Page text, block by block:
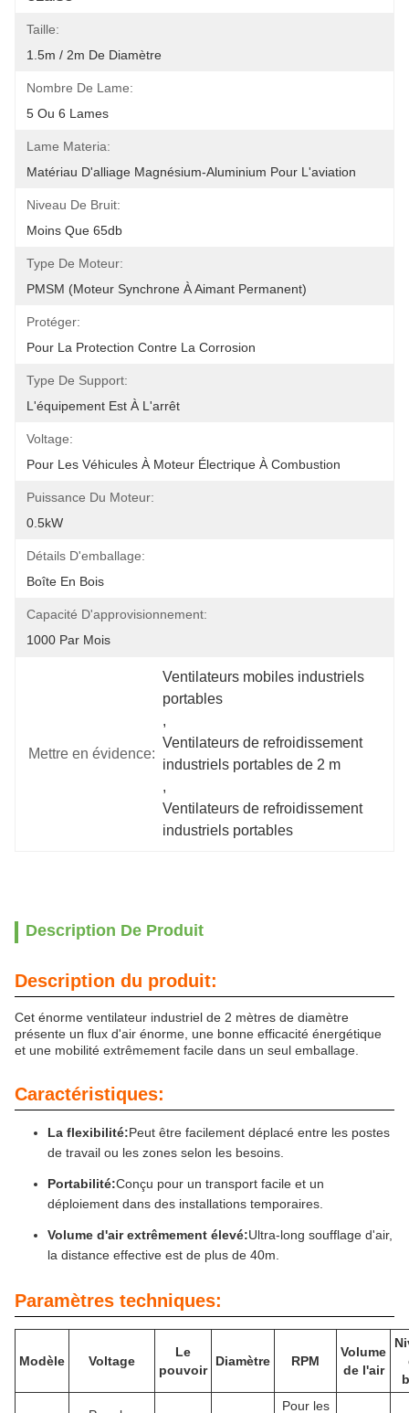
Taille:
1.5m / 2m De Diamètre
Nombre De Lame:
5 Ou 6 Lames
Lame Materia:
Matériau D'alliage Magnésium-Aluminium Pour L'aviation
Niveau De Bruit:
Moins Que 65db
Type De Moteur:
PMSM (moteur Synchrone À Aimant Permanent)
Protéger:
Pour La Protection Contre La Corrosion
Type De Support:
L'équipement Est À L'arrêt
Voltage:
Pour Les Véhicules À Moteur Électrique À Combustion
Puissance Du Moteur:
0.5kW
Détails D'emballage:
Boîte En Bois
Capacité D'approvisionnement:
1000 Par Mois
Mettre en évidence:
Ventilateurs mobiles industriels
portables
,
Ventilateurs de refroidissement
industriels portables de 2 m
,
Ventilateurs de refroidissement
industriels portables
Description De Produit
Description du produit:
Cet énorme ventilateur industriel de 2 mètres de diamètre
présente un flux d'air énorme, une bonne efficacité énergétique
et une mobilité extrêmement facile dans un seul emballage.
Caractéristiques:
La flexibilité:Peut être facilement déplacé entre les postes
de travail ou les zones selon les besoins.
Portabilité:Conçu pour un transport facile et un
déploiement dans des installations temporaires.
Volume d'air extrêmement élevé:Ultra-long soufflage d'air,
la distance effective est de plus de 40m.
Paramètres techniques:
Modèle Voltage
Le
pouvoir
Diamètre RPM
Volume
de l'air
Pour les